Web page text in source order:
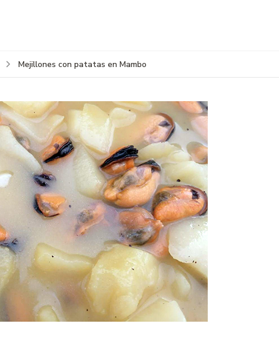
Mejillones con patatas en Mambo